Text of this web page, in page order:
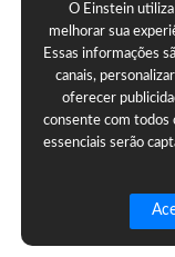
O Einstein
melhorar sua
Essas informações
canais,
oferecer
consente com todos
essenciais serão